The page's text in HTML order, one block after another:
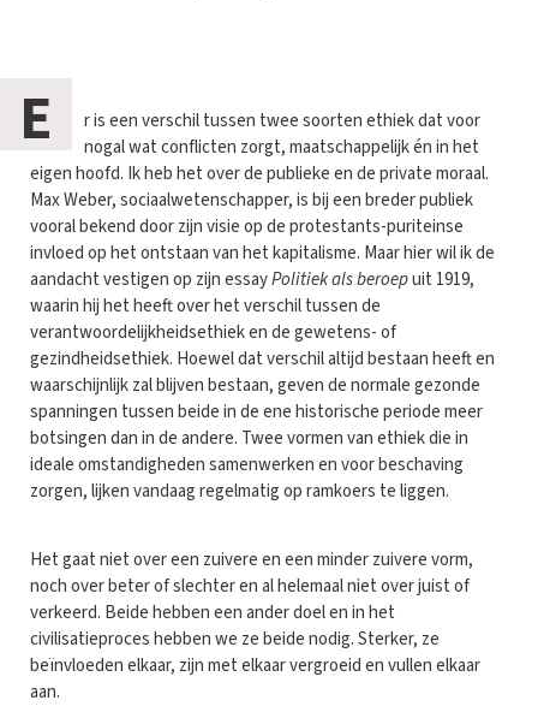
E
r is een verschil tussen twee soorten ethiek dat voor
nogal wat conflicten zorgt, maatschappelijk én in het
eigen hoofd. Ik heb het over de publieke en de private moraal.
Max Weber, sociaalwetenschapper, is bij een breder publiek
vooral bekend door zijn visie op de protestants-puriteinse
invloed op het ontstaan van het kapitalisme. Maar hier wil ik de
aandacht vestigen op zijn essayPolitiek als beroepuit 1919,
waarin hij het heeft over het verschil tussen de
verantwoordelijkheidsethiek en de gewetens- of
gezindheidsethiek. Hoewel dat verschil altijd bestaan heeft en
waarschijnlijk zal blijven bestaan, geven de normale gezonde
spanningen tussen beide in de ene historische periode meer
botsingen dan in de andere. Twee vormen van ethiek die in
ideale omstandigheden samenwerken en voor beschaving
zorgen, lijken vandaag regelmatig op ramkoers te liggen.
Het gaat niet over een zuivere en een minder zuivere vorm,
noch over beter of slechter en al helemaal niet over juist of
verkeerd. Beide hebben een ander doel en in het
civilisatieproces hebben we ze beide nodig. Sterker, ze
beïnvloeden elkaar, zijn met elkaar vergroeid en vullen elkaar
aan.